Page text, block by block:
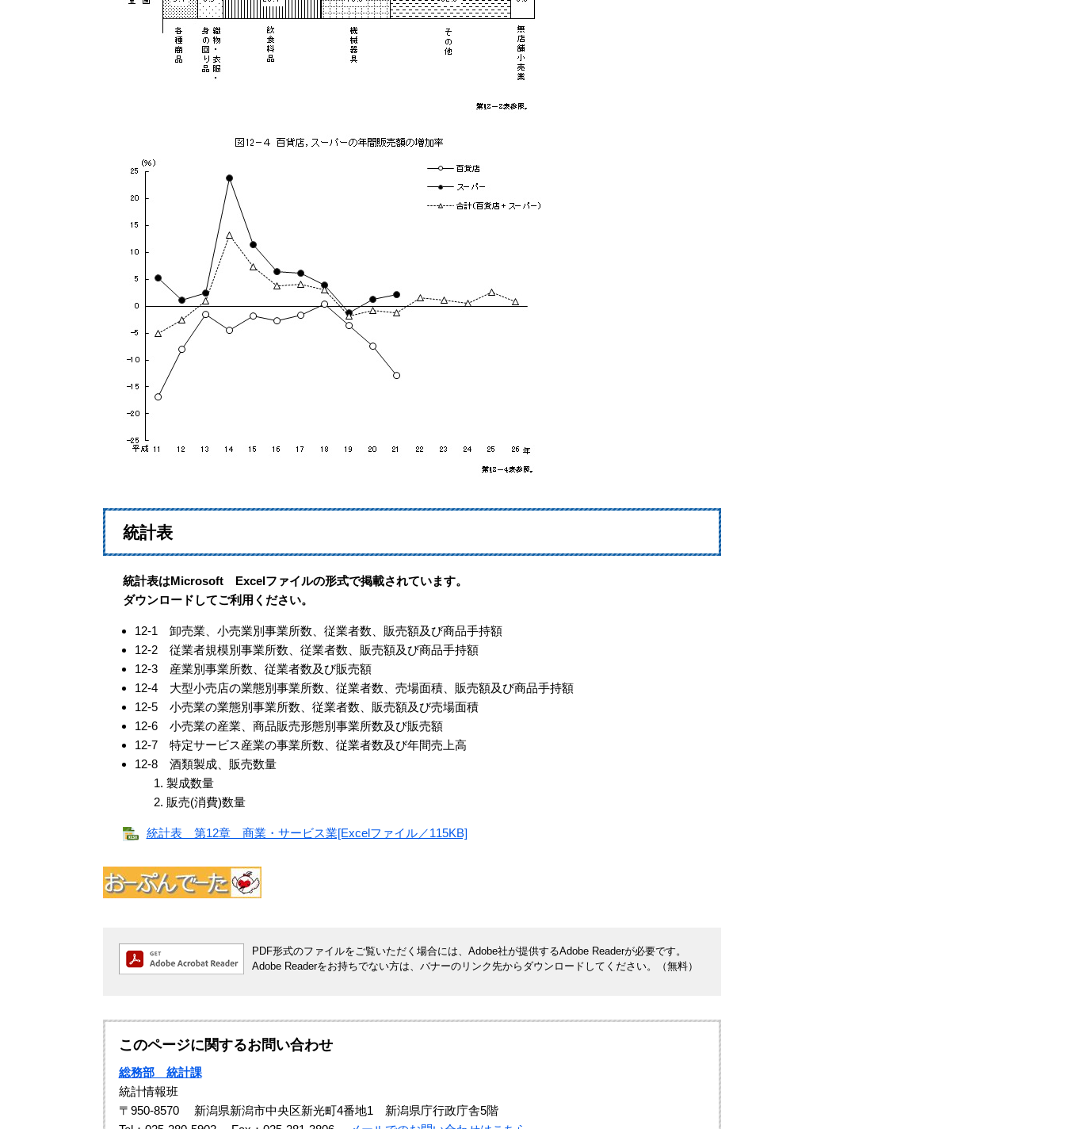
統計表
統計表はMicrosoft Excelファイルの形式で掲載されています。
ダウンロードしてご利用ください。
12-1 卸売業、小売業別事業所数、従業者数、販売額及び商品手持額
12-2 従業者規模別事業所数、従業者数、販売額及び商品手持額
12-3 産業別事業所数、従業者数及び販売額
12-4 大型小売店の業態別事業所数、従業者数、売場面積、販売額及び商品手持額
12-5 小売業の業態別事業所数、従業者数、販売額及び売場面積
12-6 小売業の産業、商品販売形態別事業所数及び販売額
12-7 特定サービス産業の事業所数、従業者数及び年間売上高
12-8 酒類製成、販売数量
製成数量
販売(消費)数量
統計表 第12章 商業・サービス業[Excelファイル／115KB]
PDF形式のファイルをご覧いただく場合には、Adobe社が提供するAdobe Readerが必要です。
Adobe Readerをお持ちでない方は、バナーのリンク先からダウンロードしてください。（無料）
このページに関するお問い合わせ
総務部 統計課
統計情報班
〒950-8570
新潟県新潟市中央区新光町4番地1 新潟県庁行政庁舎5階